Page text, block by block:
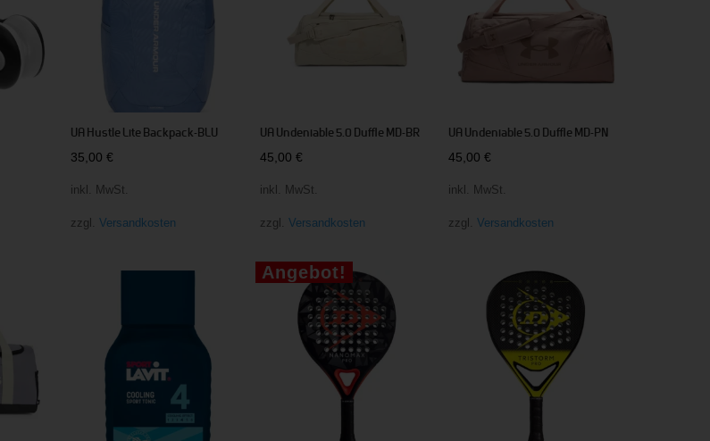
UA Hustle Lite Backpack-BLU
35,00 €
inkl. MwSt.
zzgl. Versandkosten
UA Undeniable 5.0 Duffle MD-BR
45,00 €
inkl. MwSt.
zzgl. Versandkosten
UA Undeniable 5.0 Duffle MD-PN
45,00€
inkl. MwSt.
zzgl. Versandkosten
Angebot!